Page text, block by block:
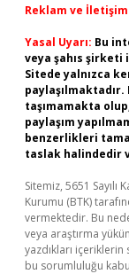
Reklam ve
Yasal Uyarı: Bu
veya şahıs şirketi
Sitede yalnızca
taşımamakta
paylaşım
benzerlikleri
taslak halindedir
Sitemiz, 5651
Kurumu (BTK)
vermektedir. Bu
veya araştırma
yazdıkları
bu sorumluluğu